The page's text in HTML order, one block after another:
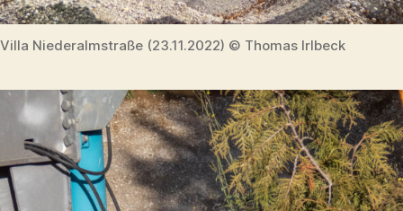
Villa Niederalmstraße (23.11.2022) © Thomas Irlbeck